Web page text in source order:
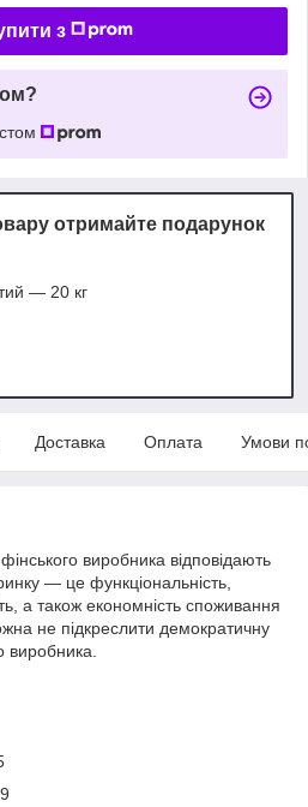
з
отримайте подарунок
— 20 кг
Доставка Оплата Умови
фінського виробника відповідають
— це функціональність,
а також економність споживання
не підкреслити демократичну
виробника.